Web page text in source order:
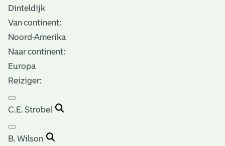
Dinteldijk
Van continent:
Noord-Amerika
Naar continent:
Europa
Reiziger:
C.E. Strobel
B. Wilson